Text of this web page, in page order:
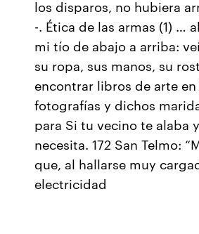
los disparos, no hubiera
-. Ética de las armas (1) …
mi tío de abajo a arriba:
su ropa, sus manos, su
encontrar libros de arte
fotografías y dichos
para Si tu vecino te alaba
necesita. 172 San Telmo:
que, al hallarse muy
electricidad